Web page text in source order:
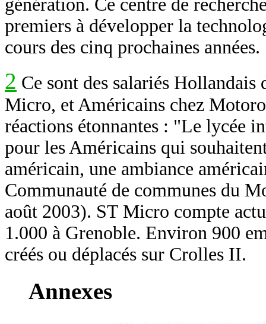
génération. Ce centre de
premiers à développer la
cours des cinq prochaines années.
2 Ce sont des salariés
Micro, et Américains chez
réactions étonnantes : "Le lycée
pour les Américains qui
américain, une ambiance
Communauté de communes du
août 2003). ST Micro compte
1.000 à Grenoble. Environ 900
créés ou déplacés sur Crolles II.
Annexes